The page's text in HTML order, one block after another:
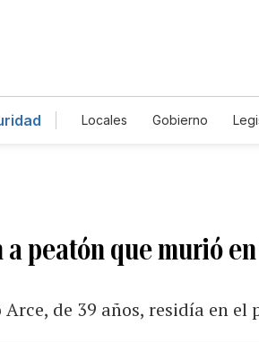
Locales Gobierno
peatón que murió
Arce, de 39 años, residía en